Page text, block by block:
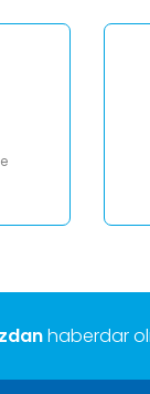
haberdar